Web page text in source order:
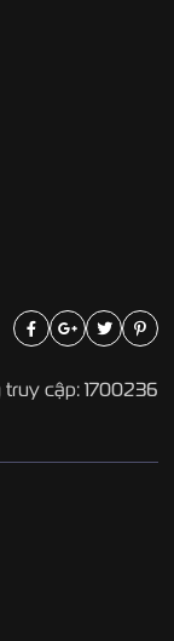
cập: 1700236